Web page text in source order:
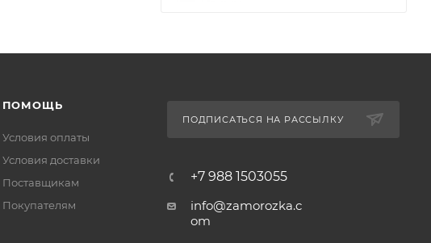
ПОМОЩЬ
Условия оплаты
Условия доставки
Поставщикам
Покупателям
ПОДПИСАТЬСЯ НА РАССЫЛКУ
+7 988 1503055
info@zamorozka.c
om